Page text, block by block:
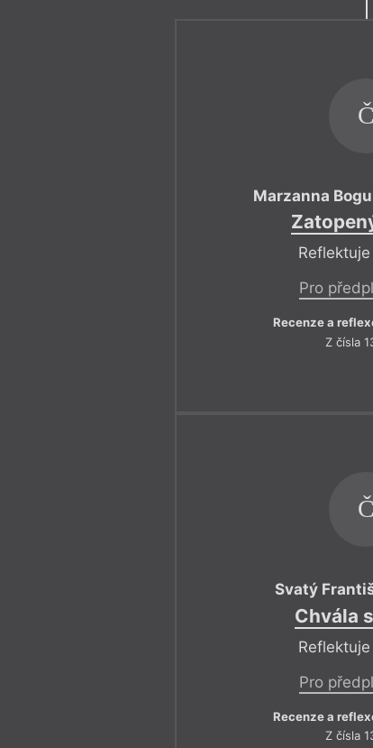
Č
Marzanna
Pro
Recenze a
Z čísla
Č
Svatý
Chvála
Pro
Recenze a
Z čísla